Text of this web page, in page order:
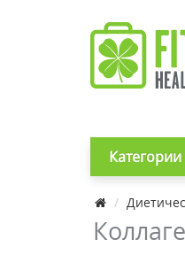
Категории